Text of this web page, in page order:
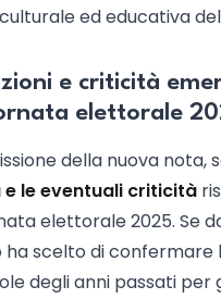
ed educativa
e criticità
elettorale
della nuova nota,
le eventuali criticità
elettorale 2025. Se
ha scelto di confermare
degli anni passati per